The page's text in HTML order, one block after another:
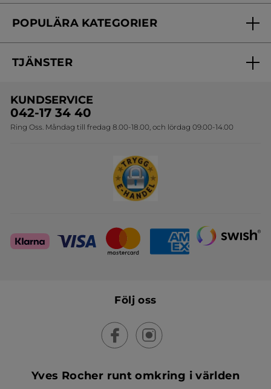
Skönhetstips
Kontakta oss
Online prislista
POPULÄRA KATEGORIER
Erbjudanden
Travelsize
Sets
TJÄNSTER
Onlineprislista för postorder
KUNDSERVICE
042-17 34 40
Ring Oss. Måndag till fredag 8.00-18.00, och lördag 09.00-14.00
Följ oss
Yves Rocher runt omkring i världen